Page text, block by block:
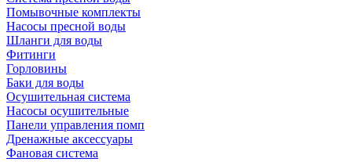
Помывочные комплекты
Насосы пресной воды
Шланги для воды
Фитинги
Горловины
Баки для воды
Осушительная система
Насосы осушительные
Панели управления помп
Дренажные аксессуары
Фановая система